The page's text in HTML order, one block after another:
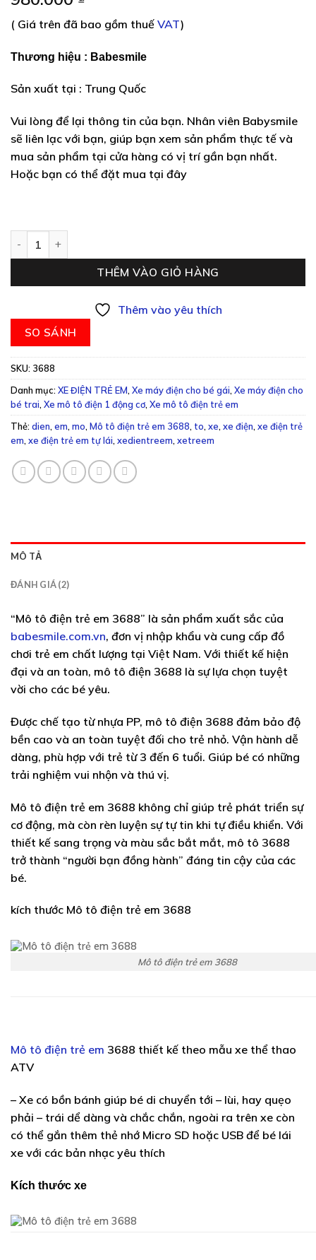
dựa trên
( Giá trên đã bao gồm thuế VAT)
Thương hiệu : Babesmile
Sản xuất tại : Trung Quốc
Vui lòng để lại thông tin của bạn. Nhân viên Babysmile
sẽ liên lạc với bạn, giúp bạn xem sản phẩm thực tế và
mua sản phẩm tại cửa hàng có vị trí gần bạn nhất.
Hoặc bạn có thể đặt mua tại đây
THÊM VÀO GIỎ HÀNG
Thêm vào yêu thích
SO SÁNH
SKU: 3688
Danh mục: XE ĐIỆN TRẺ EM Xe máy điện cho bé gái Xe máy điện cho
bé trai Xe mô tô điện 1 động cơ Xe mô tô điện trẻ em
Thẻ: dien em mo Mô tô điện trẻ em 3688 to xe xe điện xe điện trẻ
em xe điện trẻ em tự lái xedientreem xetreem
MÔ TẢ
ĐÁNH GIÁ (2)
“Mô tô điện trẻ em 3688” là sản phẩm xuất sắc của
babesmile.com.vn, đơn vị nhập khẩu và cung cấp đồ
chơi trẻ em chất lượng tại Việt Nam. Với thiết kế hiện
đại và an toàn, mô tô điện 3688 là sự lựa chọn tuyệt
vời cho các bé yêu.
Được chế tạo từ nhựa PP, mô tô điện 3688 đảm bảo độ
bền cao và an toàn tuyệt đối cho trẻ nhỏ. Vận hành dễ
dàng, phù hợp với trẻ từ 3 đến 6 tuổi. Giúp bé có những
trải nghiệm vui nhộn và thú vị.
Mô tô điện trẻ em 3688 không chỉ giúp trẻ phát triển sự
cơ động, mà còn rèn luyện sự tự tin khi tự điều khiển. Với
thiết kế sang trọng và màu sắc bắt mắt, mô tô 3688
trở thành “người bạn đồng hành” đáng tin cậy của các
bé.
kích thước Mô tô điện trẻ em 3688
Mô tô điện trẻ em 3688
Mô tô điện trẻ em 3688 thiết kế theo mẫu xe thể thao
ATV
– Xe có bồn bánh giúp bé di chuyển tới – lùi, hay quẹo
phải – trái dể dàng và chắc chắn, ngoài ra trên xe còn
có thể gắn thêm thẻ nhớ Micro SD hoặc USB để bé lái
xe với các bản nhạc yêu thích
Kích thước xe